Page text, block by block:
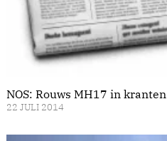
NOS: Rouws MH17 in kranten
22 JULI 2014